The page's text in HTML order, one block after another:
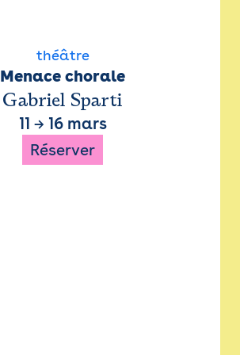
théâtre
Menace chorale
Gabriel Sparti
11 → 16 mars
Réserver